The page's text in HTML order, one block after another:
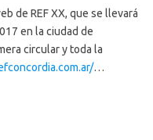
de REF XX, que se llevará
en la ciudad de
circular y toda la
…